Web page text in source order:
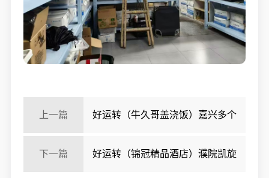
上一篇 好运转（牛久哥盖浇饭）嘉兴多个
写字楼对面小吃店转让
下一篇 好运转（锦冠精品酒店）濮院凯旋